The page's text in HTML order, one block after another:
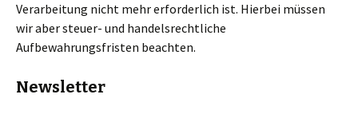
Verarbeitung nicht mehr erforderlich ist. Hierbei müssen
wir aber steuer- und handelsrechtliche
Aufbewahrungsfristen beachten.
Newsletter